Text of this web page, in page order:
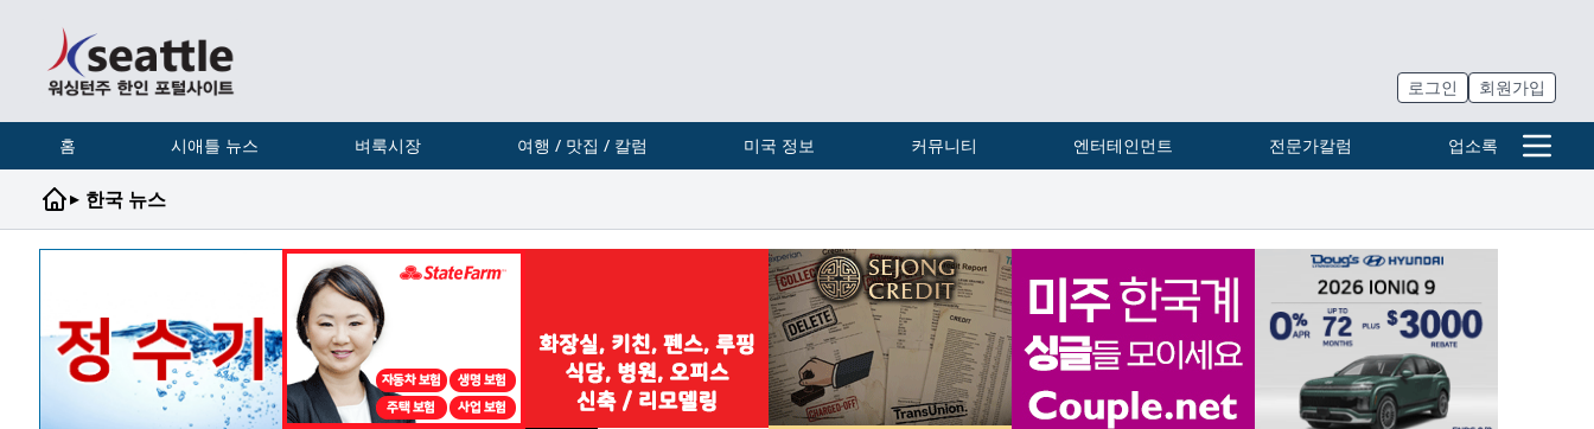
로그인 회원가입
홈 시애틀 뉴스 벼룩시장 여행 / 맛집 / 칼럼 미국 정보 커뮤니티 엔터테인먼트 전문가칼럼 업소록
▸ 한국 뉴스